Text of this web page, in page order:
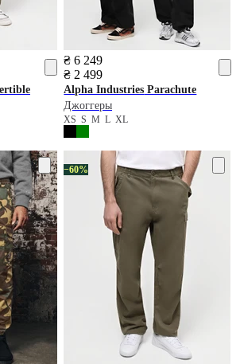
₴ 6 249
₴ 2 499
Alpha Industries Parachute
Джоггеры
XSSMLXL
−60%